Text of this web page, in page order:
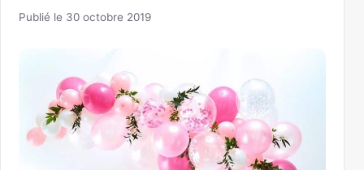
Publié le 30 octobre 2019